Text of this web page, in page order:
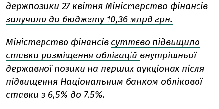
держпозики 27 квітня Міністерство фінансів
залучило до бюджету 10,36 млрд грн.
Міністерство фінансів суттєво підвищило
ставки розміщення облігацій внутрішньої
державної позики на перших аукціонах після
підвищення Національним банком облікової
ставки з 6,5% до 7,5%.